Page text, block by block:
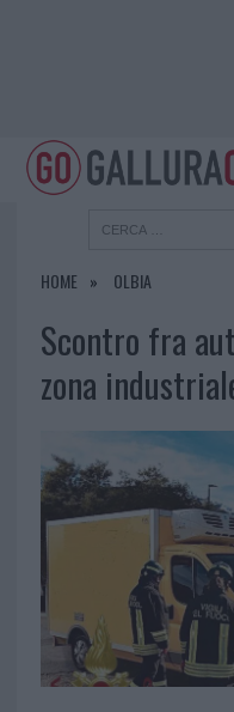
HOME OLBIA
Scontro fra
zona